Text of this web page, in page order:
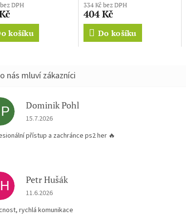
DPH
košíku
334 Kč bez DPH
404 Kč
Do košíku
Dominik Pohl
Hodnocení obchodu je 5 z 5 hvězdiček.
15.7.2026
přístup a zachránce ps2 her 🔥
Petr Hušák
Hodnocení obchodu je 5 z 5 hvězdiček.
11.6.2026
rychlá komunikace